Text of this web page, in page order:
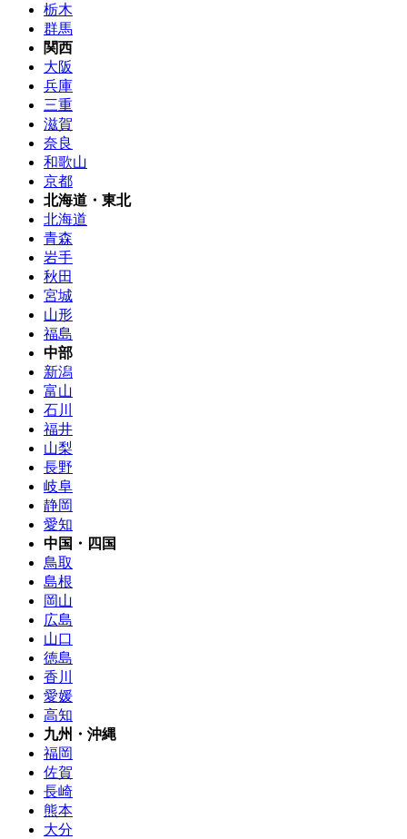
栃木
群馬
関西
大阪
兵庫
三重
滋賀
奈良
和歌山
京都
北海道・東北
北海道
青森
岩手
秋田
宮城
山形
福島
中部
新潟
富山
石川
福井
山梨
長野
岐阜
静岡
愛知
中国・四国
鳥取
島根
岡山
広島
山口
徳島
香川
愛媛
高知
九州・沖縄
福岡
佐賀
長崎
熊本
大分